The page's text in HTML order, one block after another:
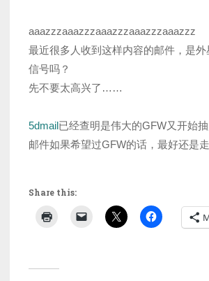
aaazzzaaazzzaaazzzaaazzzaaazzz
最近很多人收到这样内容的邮件，是
信号吗？
先不要太高兴了……
5dmail已经查明是伟大的GFW又开始抽
邮件如果希望过GFW的话，最好还是
Share this: